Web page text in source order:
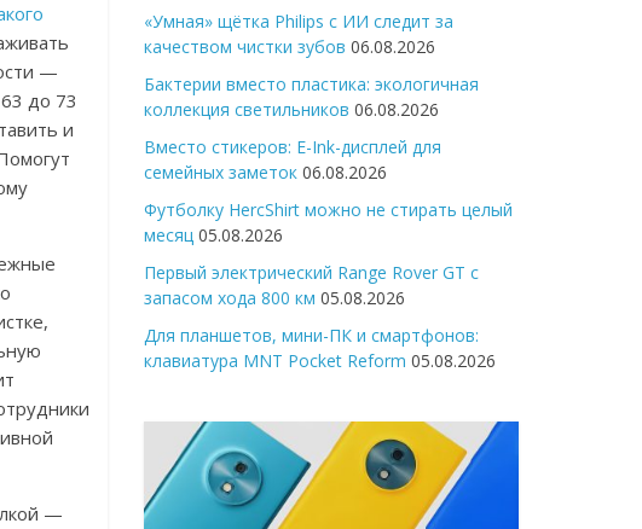
—
до 73
и
—
«Умная» щётка Philips с ИИ следит за
качеством чистки зубов 06.08.2026
Бактерии вместо пластика: экологичная
коллекция светильников 06.08.2026
Вместо стикеров: E-Ink-дисплей для
семейных заметок 06.08.2026
Футболку HercShirt можно не стирать целый
месяц 05.08.2026
Первый электрический Range Rover GT с
запасом хода 800 км 05.08.2026
Для планшетов, мини-ПК и смартфонов:
клавиатура MNT Pocket Reform 05.08.2026